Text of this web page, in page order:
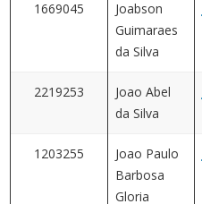
1669045
Joabson
Guimaraes
da Silva
2219253
Joao Abel
da Silva
1203255
Joao Paulo
Barbosa
Gloria